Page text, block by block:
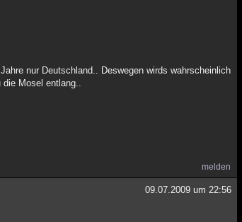
nur Deutschland.. Deswegen wirds wahrscheinlich
Mosel entlang..
melden
09.07.2009 um 22:56